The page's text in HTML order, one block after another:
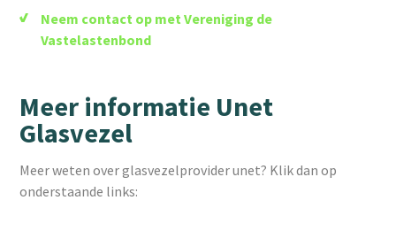
Neem contact op met Vereniging de
Vastelastenbond
Meer informatie Unet
Glasvezel
Meer weten over glasvezelprovider unet? Klik dan op
onderstaande links: